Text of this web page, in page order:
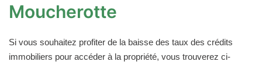
Moucherotte
Si vous souhaitez profiter de la baisse des taux des crédits
immobiliers pour accéder à la propriété, vous trouverez ci-